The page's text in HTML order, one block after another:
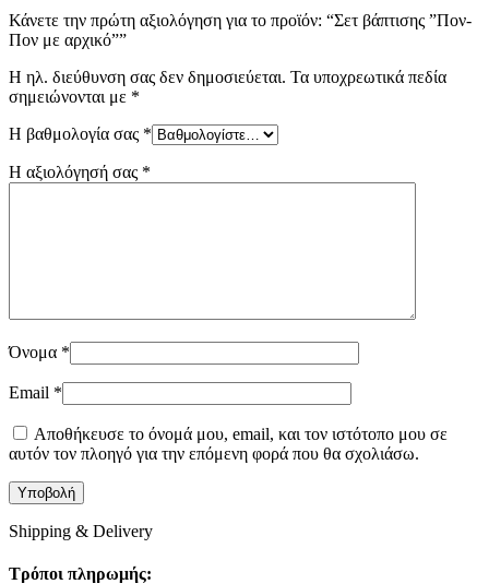
Κάνετε την πρώτη αξιολόγηση για το προϊόν: “Σετ βάπτισης ”Πον-
Πον με αρχικό””
Η ηλ. διεύθυνση σας δεν δημοσιεύεται. Τα υποχρεωτικά πεδία
σημειώνονται με *
Η βαθμολογία σας *
Η αξιολόγησή σας *
Όνομα *
Email *
Αποθήκευσε το όνομά μου, email, και τον ιστότοπο μου σε
αυτόν τον πλοηγό για την επόμενη φορά που θα σχολιάσω.
Shipping & Delivery
Τρόποι πληρωμής: